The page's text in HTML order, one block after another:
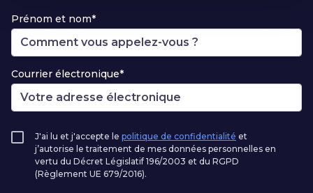
Prénom et nom*
Courrier électronique*
J'ai lu et j'accepte le politique de confidentialité et
j’autorise le traitement de mes données personnelles en
vertu du Décret Législatif 196/2003 et du RGPD
(Règlement UE 679/2016).